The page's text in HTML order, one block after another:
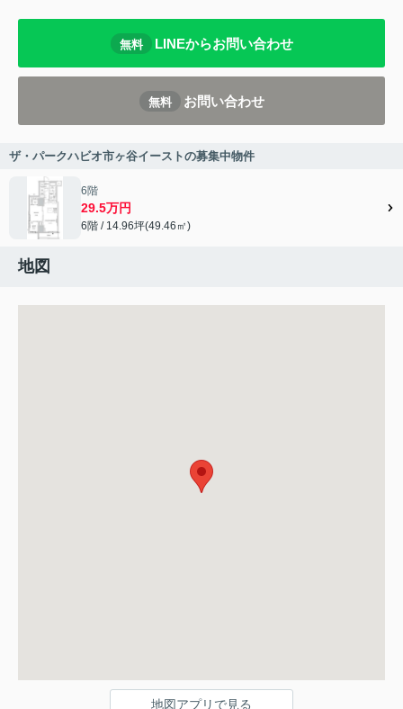
無料 LINEからお問い合わせ
無料 お問い合わせ
ザ・パークハビオ市ヶ谷イーストの募集中物件
6階
29.5万円
6階 / 14.96坪(49.46㎡)
地図
地図アプリで見る